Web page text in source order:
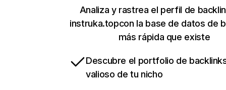
Analiza y rastrea el perfil de
instruka.topcon la base de datos de
más rápida que existe
Descubre el portfolio de
valioso de tu nicho